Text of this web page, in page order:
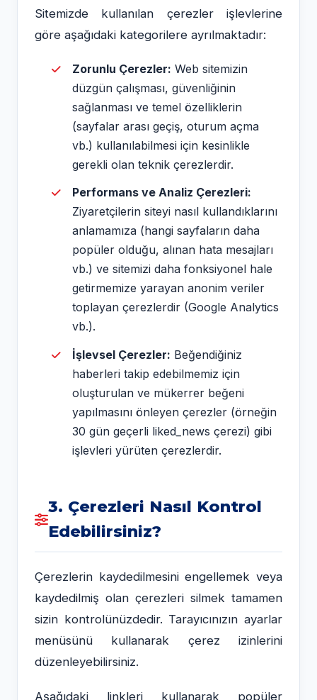
Sitemizde kullanılan çerezler işlevlerine
göre aşağıdaki kategorilere ayrılmaktadır:
Zorunlu Çerezler: Web sitemizin
düzgün çalışması, güvenliğinin
sağlanması ve temel özelliklerin
(sayfalar arası geçiş, oturum açma
vb.) kullanılabilmesi için kesinlikle
gerekli olan teknik çerezlerdir.
Performans ve Analiz Çerezleri:
Ziyaretçilerin siteyi nasıl kullandıklarını
anlamamıza (hangi sayfaların daha
popüler olduğu, alınan hata mesajları
vb.) ve sitemizi daha fonksiyonel hale
getirmemize yarayan anonim veriler
toplayan çerezlerdir (Google Analytics
vb.).
İşlevsel Çerezler: Beğendiğiniz
haberleri takip edebilmemiz için
oluşturulan ve mükerrer beğeni
yapılmasını önleyen çerezler (örneğin
30 gün geçerli liked_news çerezi) gibi
işlevleri yürüten çerezlerdir.
3. Çerezleri Nasıl Kontrol
Edebilirsiniz?
Çerezlerin kaydedilmesini engellemek veya
kaydedilmiş olan çerezleri silmek tamamen
sizin kontrolünüzdedir. Tarayıcınızın ayarlar
menüsünü kullanarak çerez izinlerini
düzenleyebilirsiniz.
Aşağıdaki linkleri kullanarak popüler